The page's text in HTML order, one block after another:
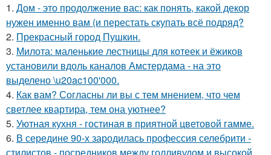
1. Дом - это продолжение вас: как понять, какой декор
нужен именно вам (и перестать скупать всё подряд?
2. Прекрасный город Пушкин.
3. Милота: маленькие лестницы для котеек и ёжиков
установили вдоль каналов Амстердама - на это
выделено \u20ac100'000.
4. Как вам? Согласны ли вы с тем мнением, что чем
светлее квартира, тем она уютнее?
5. Уютная кухня - гостиная в приятной цветовой гамме.
6. В середине 90-х зародилась профессия селебрити -